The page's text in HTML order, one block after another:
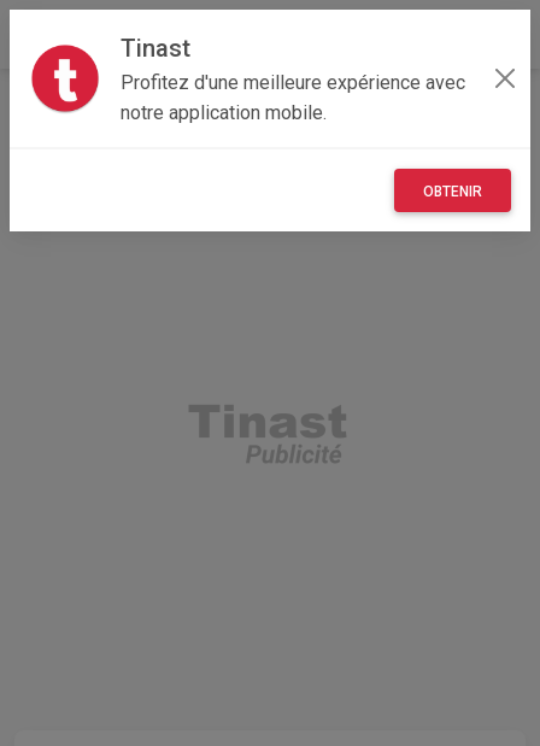
Tinast
Profitez d'une meilleure expérience avec
notre application mobile.
OBTENIR
Accueil Recherche Nouvelle-Aquitaine